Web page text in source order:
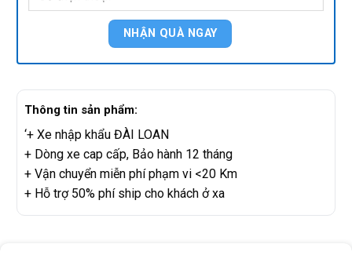
Thông tin sản phẩm:
‘+ Xe nhập khẩu ĐÀI LOAN
+ Dòng xe cap cấp, Bảo hành 12 tháng
+ Vận chuyển miễn phí phạm vi <20 Km
+ Hỗ trợ 50% phí ship cho khách ở xa